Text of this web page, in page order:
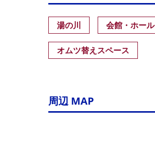
湯の川 会館・ホール
オムツ替えスペース
周辺 MAP